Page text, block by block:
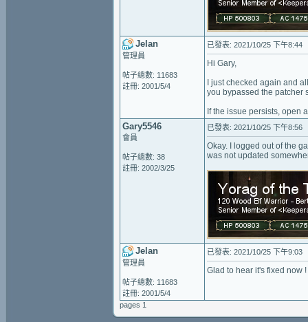
Jelan
管理員
帖子總數: 11683
註冊: 2001/5/4
已發表: 2021/10/25 下午8:44
Hi Gary,
I just checked again and
you bypassed the patcher
If the issue persists, open
Gary5546
會員
帖子總數: 38
註冊: 2002/3/25
已發表: 2021/10/25 下午8:56
Okay. I logged out of the
was not updated
Jelan
管理員
帖子總數: 11683
註冊: 2001/5/4
已發表: 2021/10/25 下午9:03
Glad to hear it's fixed now !
pages 1